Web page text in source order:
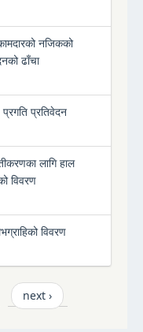
नजिकको
ढाँचा
प्रतिवेदन
लागि हाल
विवरण
विवरण
next ›